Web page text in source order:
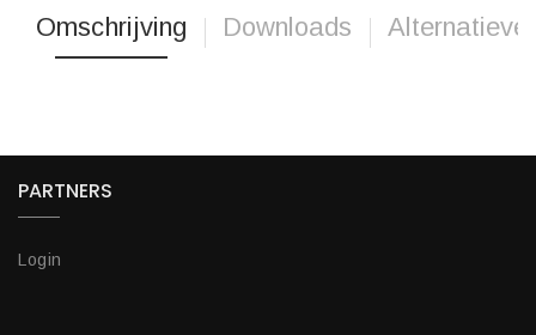
Omschrijving Downloads Alternatieve
PARTNERS
Login